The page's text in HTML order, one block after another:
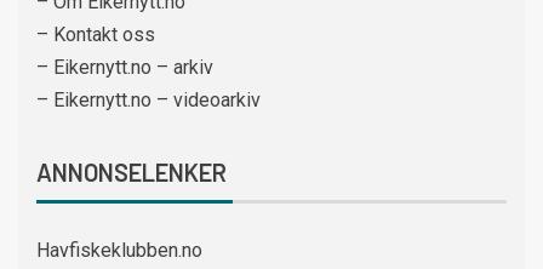
– Kontakt oss
– Eikernytt.no – arkiv
– Eikernytt.no – videoarkiv
ANNONSELENKER
Havfiskeklubben.no